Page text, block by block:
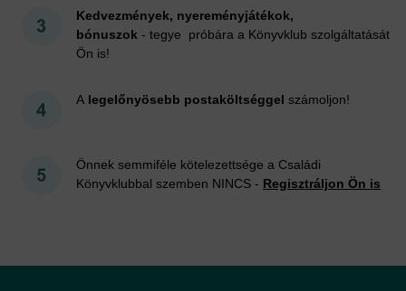
Kedvezmények, nyereményjátékok,
bónuszok - tegye próbára a Könyvklub szolgáltatását
Ön is!
A legelőnyösebb postaköltséggel számoljon!
Önnek semmiféle kötelezettsége a Családi
Könyvklubbal szemben NINCS - Regisztráljon Ön is